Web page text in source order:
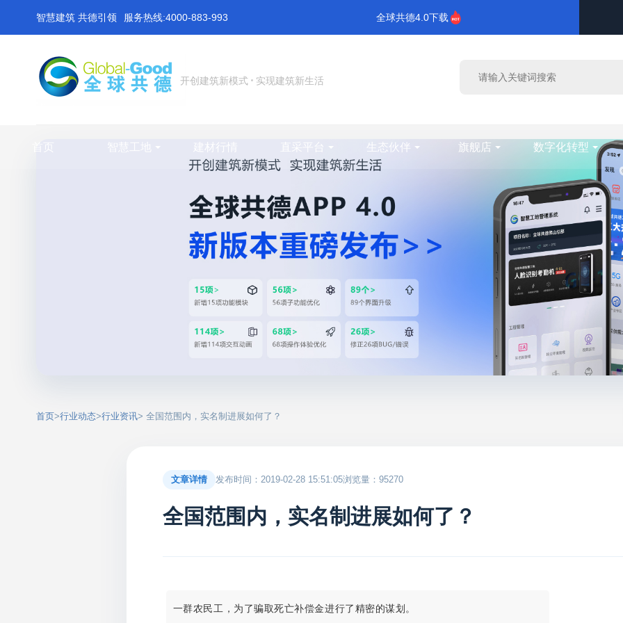
智慧建筑 共德引领 服务热线:4000-883-993 全球共德4.0下载
开创建筑新模式 实现建筑新生活
首页 智慧工地 建材行情 直采平台 生态伙伴 旗舰店 数字化转型
首页>行业动态>行业资讯> 全国范围内，实名制进展如何了？
文章详情 发布时间：2019-02-28 15:51:05浏览量：95270
全国范围内，实名制进展如何了？
一群农民工，为了骗取死亡补偿金进行了精密的谋划。